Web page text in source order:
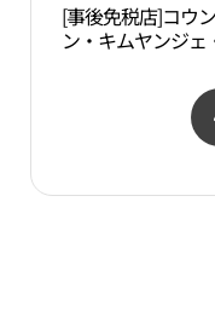
[事後免税店]コウ
ン・キムヤンジェ
(고운세상 김양제